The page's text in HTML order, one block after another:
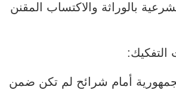
بالوراثة والاكتساب المقنن
التفكيك:
أمام شرائح لم تكن ضمن